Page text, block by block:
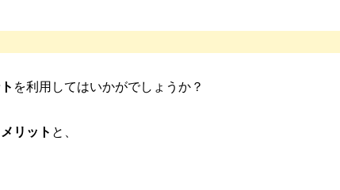
を利用してはいかがでしょうか？
リット と、